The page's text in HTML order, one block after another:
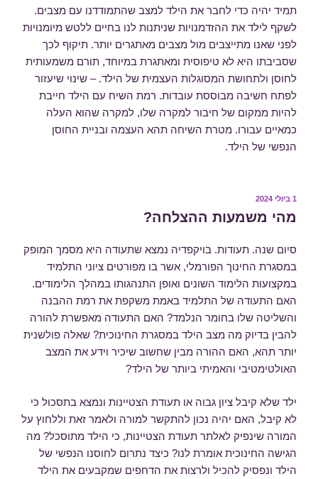
תמיד יהיה כדי לחבר את הילד למצב שהתמודדנו עם מצבים.
לשקף לילד את ההזדמנויות שניתנות לנו בחיים ללטש מיומנויות
לפני שאנו מתייצבים מול מצבים מאתגרים יותר. תיקוף לכך
שסביבתו היא לא טיפוסית ומאתגרת במיוחד, תורם משמעותית
לחוסן ולתחושת המסוגלות העצמית של הילד. – שינוי שיעזור
לפתח חשיבה מבוססת עובדות. רמת השיח עם הילד חייבת
להיות ממקום של חיבור למקרה שלו, למקרה שהוא העלה
כמאיים עבורו. מטרת השיחה תהא העצמה ובניית החוסן
הנפשי של הילד.
פורסם1 ביולי 2024
מהי משמעות ההצלחה?
סיום שנה. תעודות. בויקפדיה נמצא שתעודה היא מסמך המופק
במסגרת החינוך הפורמלי, אשר בו מפורטים ציוני התלמיד
במקצועות הלימוד השונים ואופן התנהגותו במהלך הלימודים.
האם התעודה של התלמיד באמת משקפת את רמת ההבנה
והשליטה שלו בחומר הנלמד? האם התעודה מאפשרת להורה
להבין בדיוק מה מצב הילד במסגרת החינוכית? שאלה פולשנית
יותר תהא, האם ההורה מבין שחשוב שיכיר וידע את המצב
האולטימטיבי והאמיתי ביותר של הילד?
ילד שלא קיבל ציון גבוה או תעודת הצטיינות ונמצא בתסכול כי
לא קיבל, האם יהיה נכון להתקשר למורה ולאמר זאת וללחוץ על
המורה שינפיק לאלתר תעודת הצטיינות, כי הילד מתוסכל? מה
הגישה החינוכית אומרת לנו? כיצד נתרום לחוסנו הנפשי של
הילד ונפסיק להכיל ולרצות את הדחפים שמקבעים את הילד